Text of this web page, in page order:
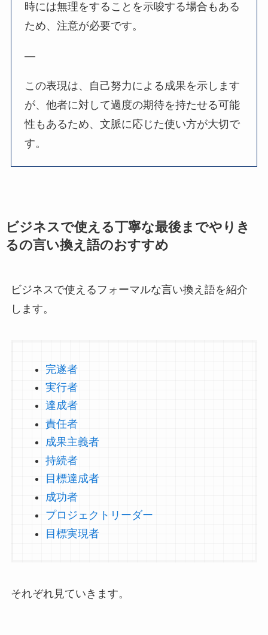
時には無理をすることを示唆する場合もある
ため、注意が必要です。
—
この表現は、自己努力による成果を示します
が、他者に対して過度の期待を持たせる可能
性もあるため、文脈に応じた使い方が大切で
す。
ビジネスで使える丁寧な最後までやりき
るの言い換え語のおすすめ
ビジネスで使えるフォーマルな言い換え語を紹介
します。
完遂者
実行者
達成者
責任者
成果主義者
持続者
目標達成者
成功者
プロジェクトリーダー
目標実現者
それぞれ見ていきます。